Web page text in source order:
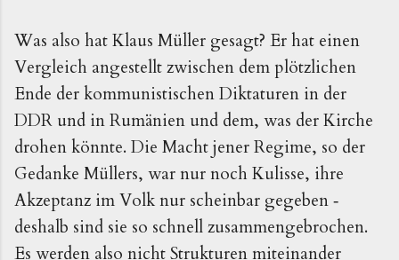
Was also hat Klaus Müller gesagt? Er hat einen
Vergleich angestellt zwischen dem plötzlichen
Ende der kommunistischen Diktaturen in der
DDR und in Rumänien und dem, was der Kirche
drohen könnte. Die Macht jener Regime, so der
Gedanke Müllers, war nur noch Kulisse, ihre
Akzeptanz im Volk nur scheinbar gegeben ‑
deshalb sind sie so schnell zusammengebrochen.
Es werden also nicht Strukturen miteinander